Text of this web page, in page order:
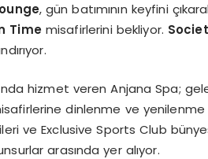
, gün batımının keyfini
Timemisafirlerini bekliyor.
hizmet veren Anjana Spa;
dinlenme ve
ve Exclusive Sports Club
arasında yer alıyor.